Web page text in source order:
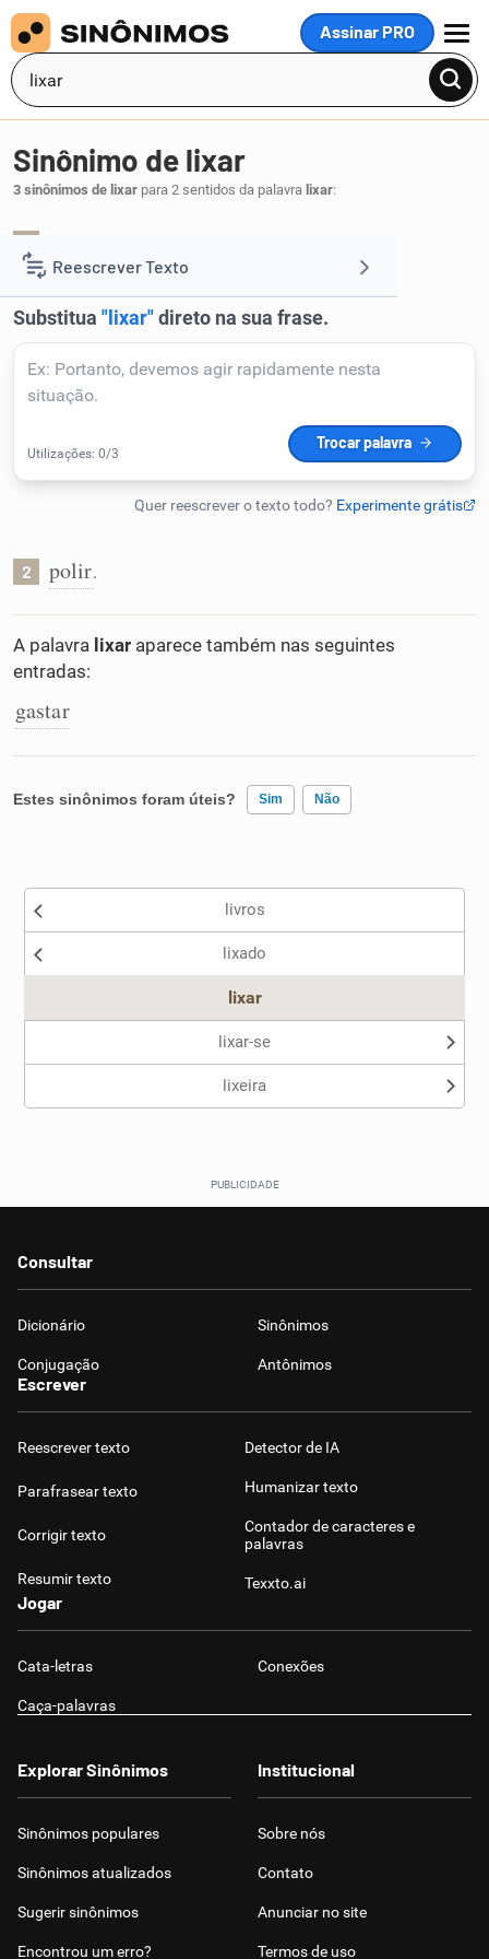
Assinar PRO
MENU
Reescrever Texto
Resumir Texto
Corrigir Texto
Detector de IA
Humanizador de IA
Cata-letras
Caça-palavras
Sinônimo de lixar
3 sinônimos de lixar para 2 sentidos da palavra lixar:
2 polir.
A palavra lixar aparece também nas seguintes
entradas:
gastar
Estes sinônimos foram úteis? Sim Não
Nenhum dos sinônimos apresentados me ajudou
livros
lixado
lixar
lixar-se
lixeira
Consultar
Dicionário Sinônimos
Conjugação Antônimos
Escrever
Reescrever texto
Parafrasear texto
Corrigir texto
Resumir texto
Detector de IA
Humanizar texto
Contador de caracteres e
palavras
Texxto.ai
Jogar
Cata-letras Conexões
Caça-palavras
Explorar Sinônimos
Sinônimos populares
Sinônimos atualizados
Sugerir sinônimos
Encontrou um erro?
Institucional
Sobre nós
Contato
Anunciar no site
Termos de uso